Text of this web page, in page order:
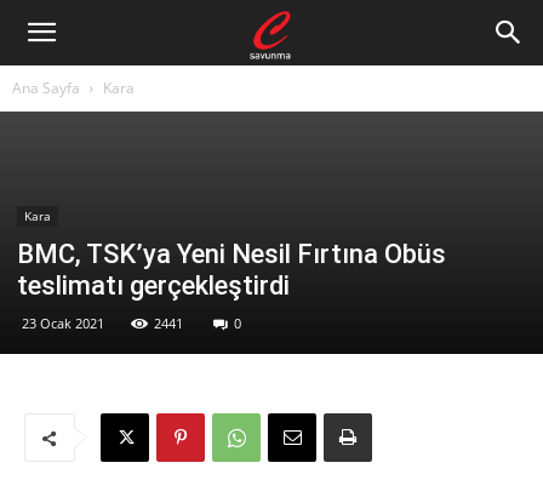
Ana Sayfa Kara
Kara
BMC, TSK’ya Yeni Nesil Fırtına Obüs
teslimatı gerçekleştirdi
23 Ocak 2021 2441 0